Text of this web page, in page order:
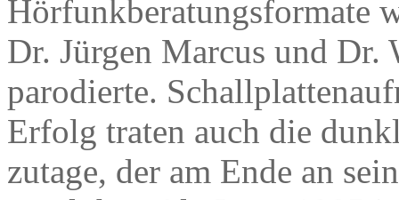
Hörfunkberatungsformate
Dr. Jürgen Marcus und
parodierte.
Erfolg traten auch die
zutage, der am Ende an